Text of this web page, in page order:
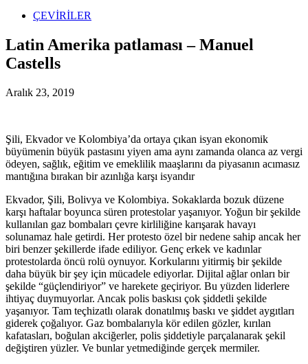
ÇEVİRİLER
Latin Amerika patlaması – Manuel
Castells
Aralık 23, 2019
Şili, Ekvador ve Kolombiya’da ortaya çıkan isyan ekonomik
büyümenin büyük pastasını yiyen ama aynı zamanda olanca az vergi
ödeyen, sağlık, eğitim ve emeklilik maaşlarını da piyasanın acımasız
mantığına bırakan bir azınlığa karşı isyandır
Ekvador, Şili, Bolivya ve Kolombiya. Sokaklarda bozuk düzene
karşı haftalar boyunca süren protestolar yaşanıyor. Yoğun bir şekilde
kullanılan gaz bombaları çevre kirliliğine karışarak havayı
solunamaz hale getirdi. Her protesto özel bir nedene sahip ancak her
biri benzer şekillerde ifade ediliyor. Genç erkek ve kadınlar
protestolarda öncü rolü oynuyor. Korkularını yitirmiş bir şekilde
daha büyük bir şey için mücadele ediyorlar. Dijital ağlar onları bir
şekilde “güçlendiriyor” ve harekete geçiriyor. Bu yüzden liderlere
ihtiyaç duymuyorlar. Ancak polis baskısı çok şiddetli şekilde
yaşanıyor. Tam teçhizatlı olarak donatılmış baskı ve şiddet aygıtları
giderek çoğalıyor. Gaz bombalarıyla kör edilen gözler, kırılan
kafatasları, boğulan akciğerler, polis şiddetiyle parçalanarak şekil
değiştiren yüzler. Ve bunlar yetmediğinde gerçek mermiler.